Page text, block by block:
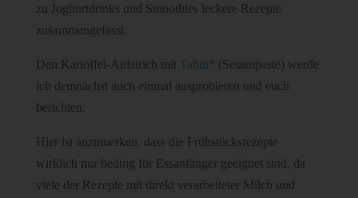
zu Joghurtdrinks und Smoothies leckere Rezepte
zusammengefasst.
Den Kartoffel-Aufstrich mit Tahin * (Sesampaste) werde
ich demnächst auch einmal ausprobieren und euch
berichten.
Hier ist anzumerken, dass die Frühstücksrezepte
wirklich nur beding für Essanfänger geeignet sind, da
viele der Rezepte mit direkt verarbeiteter Milch und